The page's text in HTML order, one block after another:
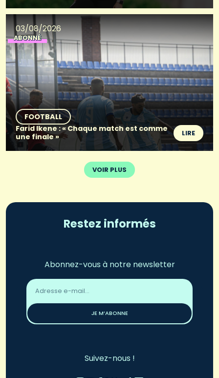
03/08/2026
ABONNÉ
FOOTBALL
Farid Ikene : « Chaque match est comme
une finale »
LIRE
VOIR PLUS
Restez informés
Abonnez-vous à notre newsletter
Adresse
email
JE M’ABONNE
Suivez-nous !